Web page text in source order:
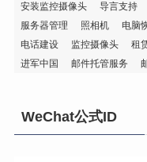
安装监控摄像头
导言支持
服务器管理
照相机 电脑
电话建设
监控摄像头 租
进军中国
邮件托管服务
WeChat公式ID